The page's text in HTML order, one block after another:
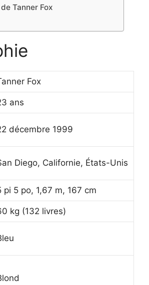
Tanner Fox
Fox
ans
décembre 1999
Diego, Californie, États-Unis
pi 5 po, 1,67 m, 167 cm
kg (132 livres)